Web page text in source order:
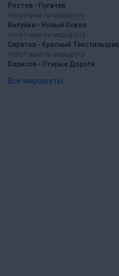
Ростов - Пугачев
попутчики по маршруту
Валуйки - Новый Оскол
попутчики по маршруту
Саратов - Красный Текстильщик
попутчики по маршруту
Борисов - Старые Дороги
Все маршруты